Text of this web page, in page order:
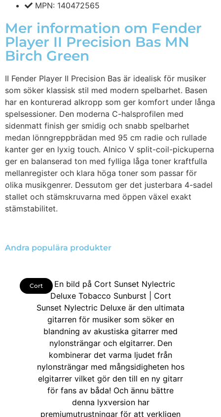
MPN: 140472565
Mer information om Fender
Player II Precision Bas MN
Birch Green
II Fender Player II Precision Bas är idealisk för musiker
som söker klassisk stil med modern spelbarhet. Basen
har en konturerad alkropp som ger komfort under långa
spelsessioner. Den moderna C-halsprofilen med
sidenmatt finish ger smidig och snabb spelbarhet
medan lönngreppbrädan med 95 cm radie och rullade
kanter ger en lyxig touch. Alnico V split-coil-pickuperna
ger en balanserad ton med fylliga låga toner kraftfulla
mellanregister och klara höga toner som passar för
olika musikgenrer. Dessutom ger det justerbara 4-sadel
stallet och stämskruvarna med öppen växel exakt
stämstabilitet.
Andra populära produkter
Cort